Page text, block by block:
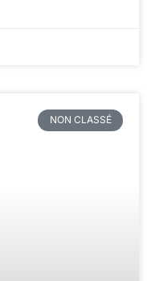
NON CLASSÉ